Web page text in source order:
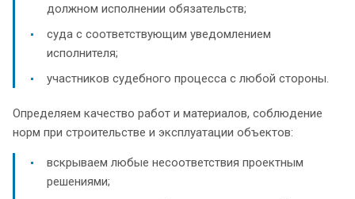
должном исполнении обязательств;
суда с соответствующим уведомлением
исполнителя;
участников судебного процесса с любой стороны.
Определяем качество работ и материалов, соблюдение
норм при строительстве и эксплуатации объектов:
вскрываем любые несоответствия проектным
решениями;